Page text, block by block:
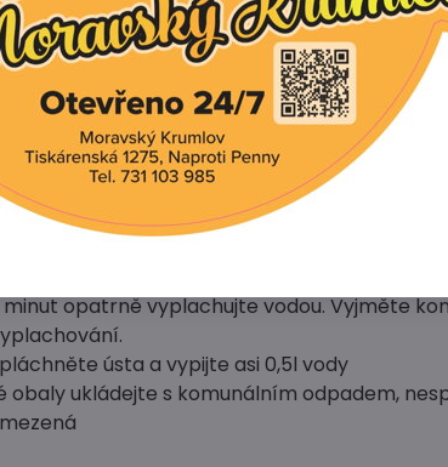
14 dnů 1 uzávěr (15ml) do 3l vody.
zálivky.
širokospektrální NPK hnojivo,
jednoduchá aplikace.
suchu, v originálních obalech oddělené od
a ochranu zdraví při práci: Uchovávejte
minut opatrně vyplachujte vodou. Vyjměte
ústa a vypijte asi 0,5l vody
obaly ukládejte s komunálním odpadem,